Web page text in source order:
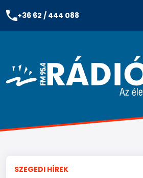
+36 62 / 444 088
SZEGEDI HÍREK